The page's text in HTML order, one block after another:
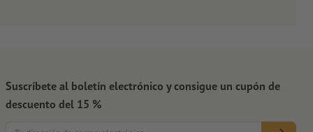
Suscríbete al boletín electrónico y consigue un cupón de
descuento del 15 %